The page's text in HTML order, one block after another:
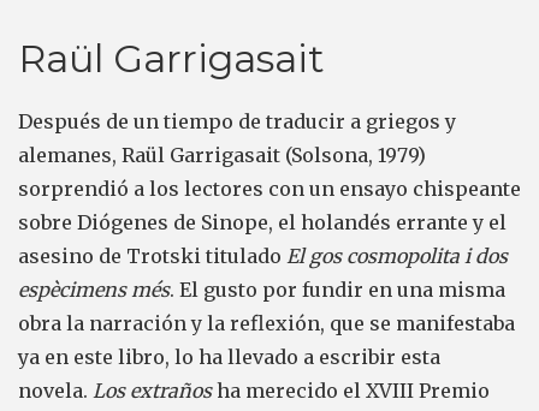
Raül Garrigasait
Después de un tiempo de traducir a griegos y
alemanes, Raül Garrigasait (Solsona, 1979)
sorprendió a los lectores con un ensayo chispeante
sobre Diógenes de Sinope, el holandés errante y el
asesino de Trotski titulado El gos cosmopolita i dos
espècimens més. El gusto por fundir en una misma
obra la narración y la reflexión, que se manifestaba
ya en este libro, lo ha llevado a escribir esta
novela. Los extrañosha merecido el XVIII Premio